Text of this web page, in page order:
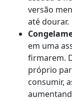
versão
até dourar.
em uma
firmarem.
próprio
consumir,